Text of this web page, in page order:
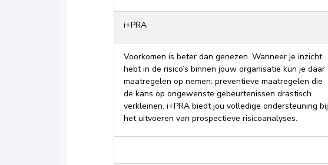
i+PRA
Voorkomen is beter dan genezen. Wanneer je inzicht
hebt in de risico’s binnen jouw organisatie kun je daar
maatregelen op nemen: preventieve maatregelen die
de kans op ongewenste gebeurtenissen drastisch
verkleinen. i+PRA biedt jou volledige ondersteuning bij
het uitvoeren van prospectieve risicoanalyses.